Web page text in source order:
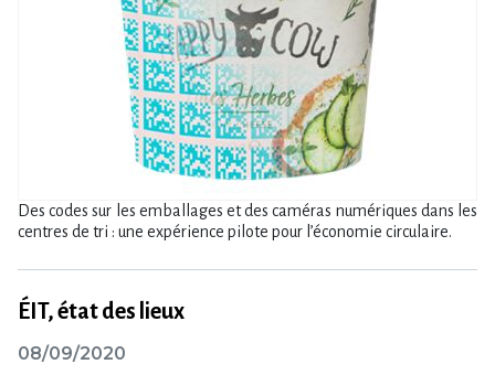
Des codes sur les emballages et des caméras numériques dans les
centres de tri : une expérience pilote pour l’économie circulaire.
ÉIT, état des lieux
08/09/2020